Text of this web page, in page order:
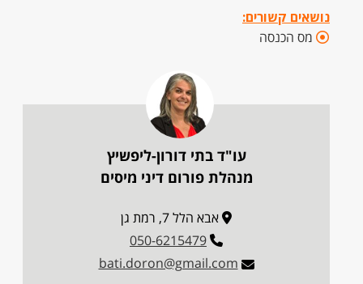
נושאים קשורים:
מס הכנסה
עו"ד בתי דורון-ליפשיץ
מנהלת פורום דיני מיסים
אבא הלל 7, רמת גן
050-6215479
bati.doron@gmail.com